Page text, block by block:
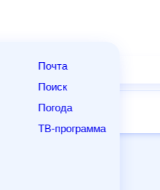
Почта
Поиск
Погода
ТВ-программа
Выходные